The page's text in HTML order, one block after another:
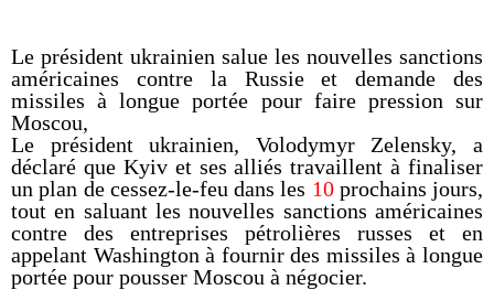
Le président ukrainien salue les nouvelles sanctions
américaines contre la Russie et demande des
missiles à longue portée pour faire pression sur
Moscou,
Le président ukrainien, Volodymyr Zelensky, a
déclaré que Kyiv et ses alliés travaillent à finaliser
un plan de cessez-le-feu dans les 10prochains jours,
tout en saluant les nouvelles sanctions américaines
contre des entreprises pétrolières russes et en
appelant Washington à fournir des missiles à longue
portée pour pousser Moscou à négocier.